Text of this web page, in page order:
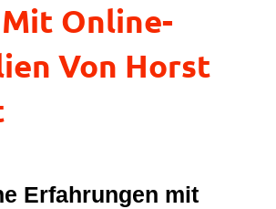
Online-
Von Horst
Erfahrungen mit